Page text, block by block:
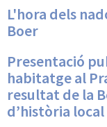
L'hora dels
Boer
Presentació
habitatge al
resultat de la
d’història local